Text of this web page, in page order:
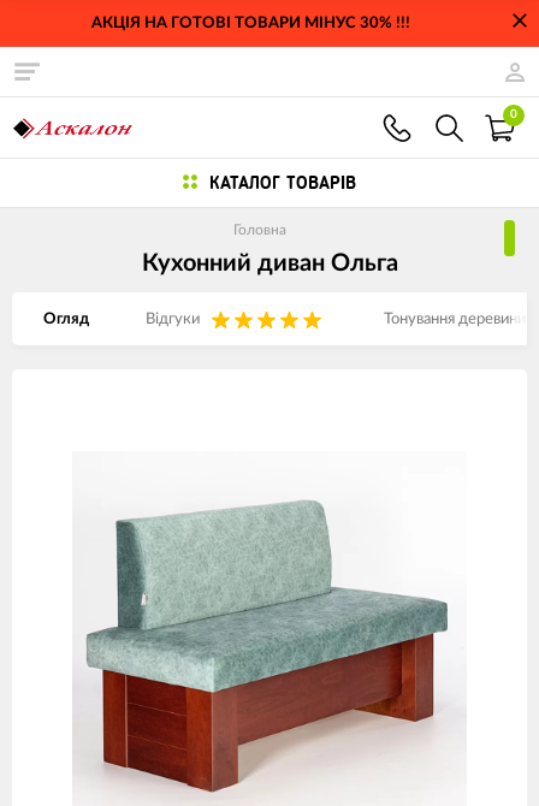
АКЦІЯ НА ГОТОВІ ТОВАРИ МІНУС 30% !!!
0
КАТАЛОГ ТОВАРІВ
Головна
Кухонний диван Ольга
Огляд Відгуки Тонування деревини